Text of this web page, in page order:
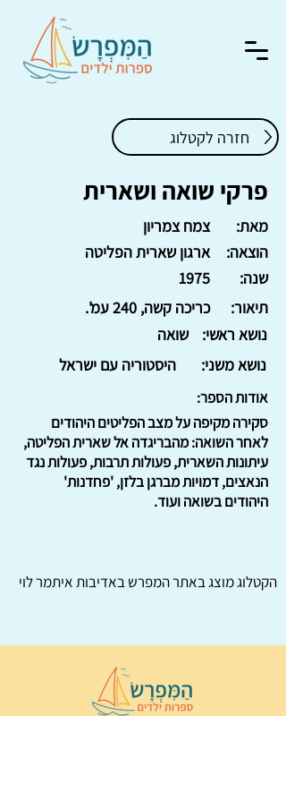
חזרה לקטלוג
פרקי שואה ושארית
צמח צמריון
מאת:
ארגון שארית הפליטה
הוצאה:
1975
שנה:
כריכה קשה, 240 עמ'.
תיאור:
שואה
נושא ראשי:
היסטוריה עם ישראל
נושא משני:
אודות הספר:
סקירה מקיפה על מצב הפליטים היהודים
לאחר השואה: מהבריגדה אל שארית הפליטה,
עיתונות השארית, פעולות תרבות, פעולות נגד
הנאצים, דמויות מברגן בלזן, 'פחדנות'
היהודים בשואה ועוד.
הקטלוג מוצג באתרהמפרשבאדיבות איתמר לוי